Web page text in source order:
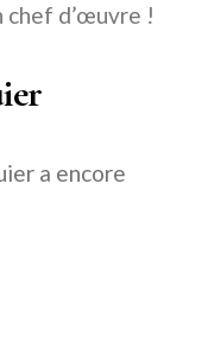
d’œuvre !
a encore